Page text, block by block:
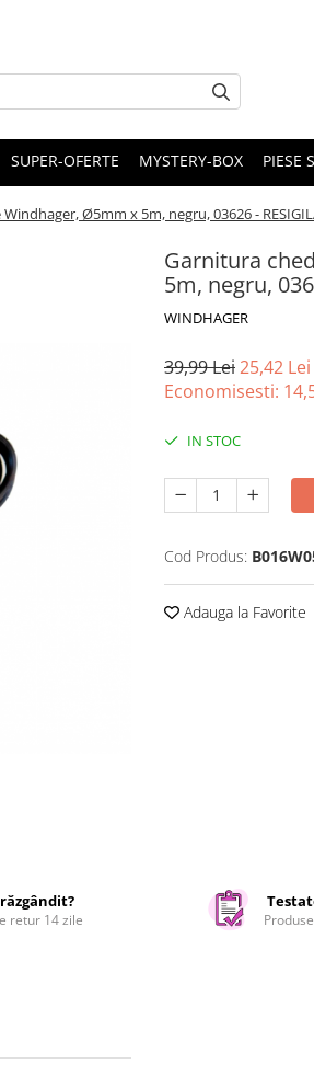
SUPER-OFERTE MYSTERY-BOX PIESE
Ø5mm x 5m, negru, 03626 -
Garnitura
5m, negru,
WINDHAGER
39,99 Lei25,42 Lei
Economisesti:
IN STOC
Cod Produs:
Adauga la Favorite
retur 14 zile